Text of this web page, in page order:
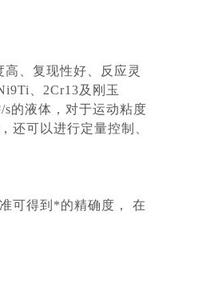
、复现性好、反应灵
、2Cr13及刚玉
的液体，对于运动粘度
还可以进行定量控制、
可得到*的精确度， 在